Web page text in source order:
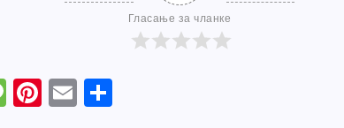
Гласање за чланке
M
Pi
E